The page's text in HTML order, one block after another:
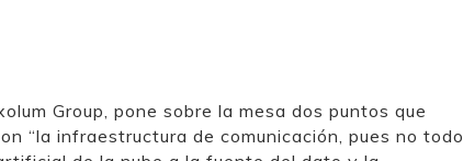
Group, pone sobre la mesa dos puntos que
“la infraestructura de comunicación, pues no todo